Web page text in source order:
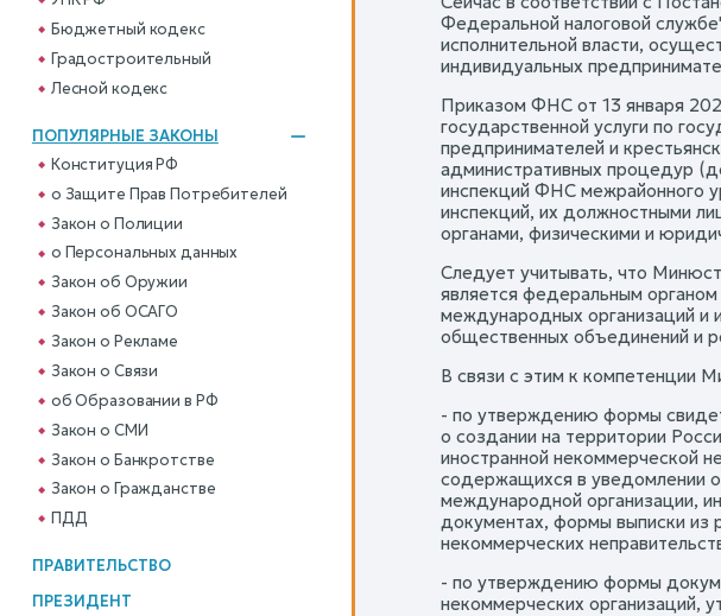
Бюджетный кодекс
Градостроительный
Лесной кодекс
ПОПУЛЯРНЫЕ ЗАКОНЫ
Конституция РФ
о Защите Прав Потребителей
Закон о Полиции
о Персональных данных
Закон об Оружии
Закон об ОСАГО
Закон о Рекламе
Закон о Связи
об Образовании в РФ
Закон о СМИ
Закон о Банкротстве
Закон о Гражданстве
ПДД
ПРАВИТЕЛЬСТВО
ПРЕЗИДЕНТ
Федеральной налоговой
исполнительной власти,
индивидуальных
Приказом ФНС от 13 января
государственной услуги по
предпринимателей и
административных процедур
инспекций ФНС межрайонного
инспекций, их должностными
органами, физическими и
Следует учитывать, что
является федеральным
международных организаций и
общественных объединений и
В связи с этим к компетенции
- по утверждению формы
о создании на территории
иностранной некоммерческой
содержащихся в уведомлении
международной организации,
документах, формы выписки из
некоммерческих
- по утверждению формы
некоммерческих организаций,